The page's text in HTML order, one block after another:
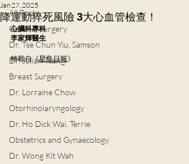
All Posts
General Surgery
Dr. Tse Chun Yiu, Samson
Dr. Julian Tsang
Breast Surgery
Dr. Lorraine Chow
Otorhinolaryngology
Dr. Ho Dick Wai, Terrie
Obstetrics and Gynaecology
Dr. Wong Kit Wah
降運動猝死風險 3大心血管檢查！
Jan 27, 2025
心臟科專科
李家輝醫生
轉載自《星島日報》